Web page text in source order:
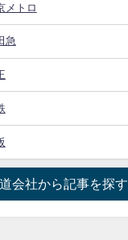
メトロ
急
会社から記事を探す